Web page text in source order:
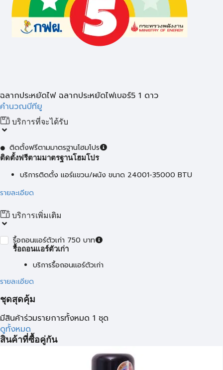
ฉลากประหยัดไฟ ฉลากประหยัดไฟเบอร์5 1 ดาว
คำนวณบีทียู
บริการที่จะได้รับ
ติดตั้งฟรีตามมาตรฐานโฮมโปร
ติดตั้งฟรีตามมาตรฐานโฮมโปร
บริการติดตั้ง แอร์แขวน/ผนัง ขนาด 24001-35000 BTU
รายละเอียด
บริการเพิ่มเติม
รื้อถอนแอร์ตัวเก่า 750 บาท
รื้อถอนแอร์ตัวเก่า
บริการรื้อถอนแอร์ตัวเก่า
รายละเอียด
ชุดสุดคุ้ม
มีสินค้าร่วมรายการทั้งหมด 1 ชุด
ดูทั้งหมด
สินค้าที่ซื้อคู่กัน